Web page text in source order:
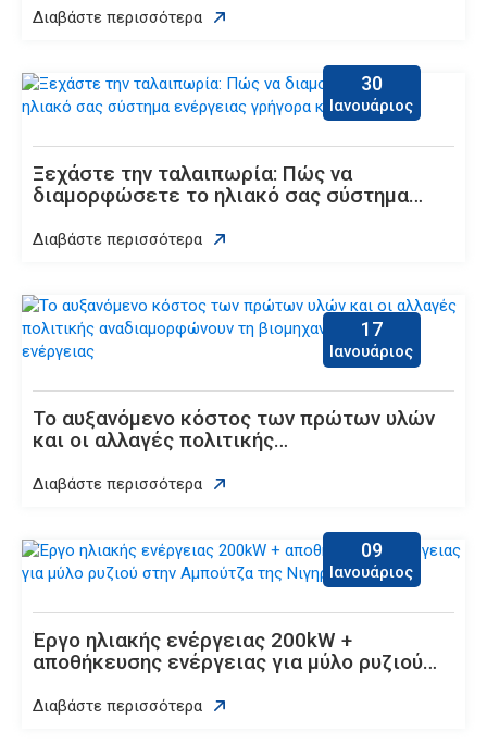
Διαβάστε περισσότερα
30
Ιανουάριος
Ξεχάστε την ταλαιπωρία: Πώς να
διαμορφώσετε το ηλιακό σας σύστημα
Διαβάστε περισσότερα
17
Ιανουάριος
Το αυξανόμενο κόστος των πρώτων υλών
και οι αλλαγές πολιτικής
ενέργειας
Διαβάστε περισσότερα
09
Ιανουάριος
Έργο ηλιακής ενέργειας 200kW +
αποθήκευσης ενέργειας για μύλο ρυζιού
Διαβάστε περισσότερα